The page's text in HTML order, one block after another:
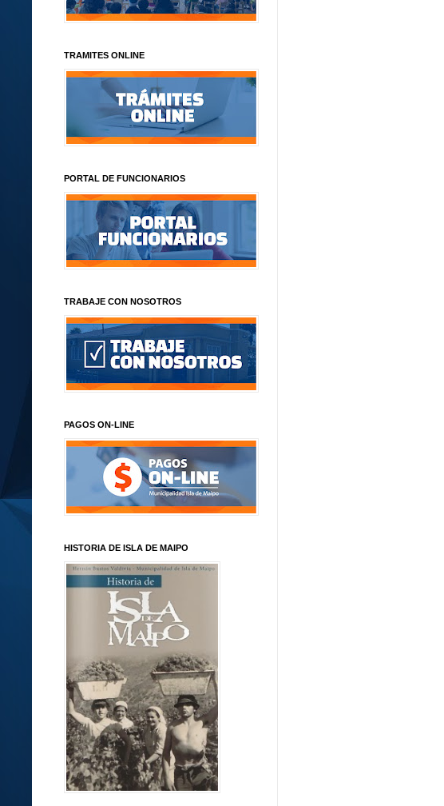
TRAMITES ONLINE
PORTAL DE FUNCIONARIOS
TRABAJE CON NOSOTROS
PAGOS ON-LINE
HISTORIA DE ISLA DE MAIPO